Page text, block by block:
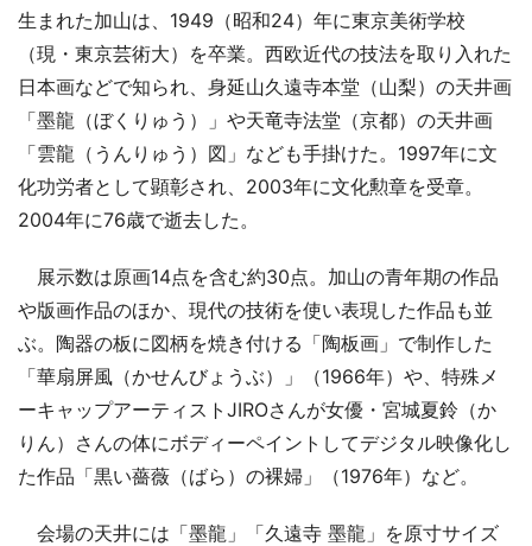
生まれた加山は、1949（昭和24）年に東京美術学校
（現・東京芸術大）を卒業。西欧近代の技法を取り入れた
日本画などで知られ、身延山久遠寺本堂（山梨）の天井画
「墨龍（ぼくりゅう）」や天竜寺法堂（京都）の天井画
「雲龍（うんりゅう）図」なども手掛けた。1997年に文
化功労者として顕彰され、2003年に文化勲章を受章。
2004年に76歳で逝去した。
展示数は原画14点を含む約30点。加山の青年期の作品
や版画作品のほか、現代の技術を使い表現した作品も並
ぶ。陶器の板に図柄を焼き付ける「陶板画」で制作した
「華扇屏風（かせんびょうぶ）」（1966年）や、特殊メ
ーキャップアーティストJIROさんが女優・宮城夏鈴（か
りん）さんの体にボディーペイントしてデジタル映像化し
た作品「黒い薔薇（ばら）の裸婦」（1976年）など。
会場の天井には「墨龍」「久遠寺 墨龍」を原寸サイズ